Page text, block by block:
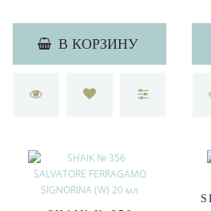
В КОРЗИНУ